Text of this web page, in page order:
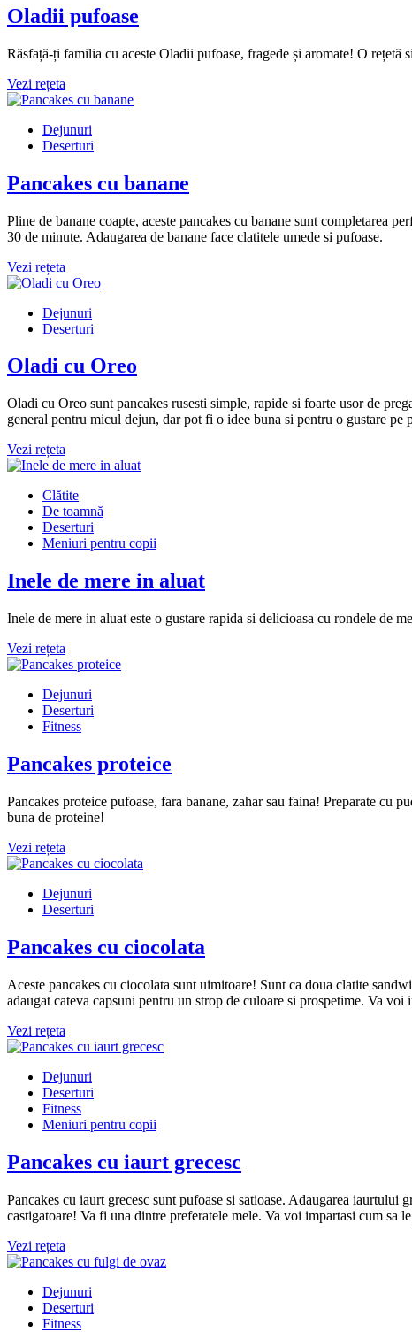
Oladii pufoase
Răsfață-ți familia cu aceste Oladii pufoase, fragede și aromate! O
Vezi rețeta
Dejunuri
Deserturi
Pancakes cu banane
Pline de banane coapte, aceste pancakes cu banane sunt completarea
30 de minute. Adaugarea de banane face clatitele umede si pufoase.
Vezi rețeta
Dejunuri
Deserturi
Oladi cu Oreo
Oladi cu Oreo sunt pancakes rusesti simple, rapide si foarte usor de
general pentru micul dejun, dar pot fi o idee buna si pentru o gustare pe
Vezi rețeta
Clătite
De toamnă
Deserturi
Meniuri pentru copii
Inele de mere in aluat
Inele de mere in aluat este o gustare rapida si delicioasa cu rondele de
Vezi rețeta
Dejunuri
Deserturi
Fitness
Pancakes proteice
Pancakes proteice pufoase, fara banane, zahar sau faina! Preparate cu
buna de proteine!
Vezi rețeta
Dejunuri
Deserturi
Pancakes cu ciocolata
Aceste pancakes cu ciocolata sunt uimitoare! Sunt ca doua clatite
adaugat cateva capsuni pentru un strop de culoare si prospetime. Va
Vezi rețeta
Dejunuri
Deserturi
Fitness
Meniuri pentru copii
Pancakes cu iaurt grecesc
Pancakes cu iaurt grecesc sunt pufoase si satioase. Adaugarea iaurtului
castigatoare! Va fi una dintre preferatele mele. Va voi impartasi cum sa
Vezi rețeta
Dejunuri
Deserturi
Fitness